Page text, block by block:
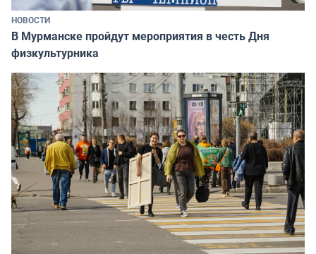
НОВОСТИ
В Мурманске пройдут мероприятия в честь Дня
физкультурника